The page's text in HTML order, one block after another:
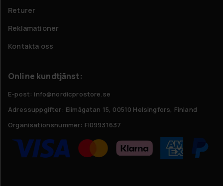
Returer
Reklamationer
Kontakta oss
Online kundtjänst:
E-post: info@nordicprostore.se
Adressuppgifter: Elimägatan 15, 00510 Helsingfors, Finland
Organisationsnummer: FI09931637